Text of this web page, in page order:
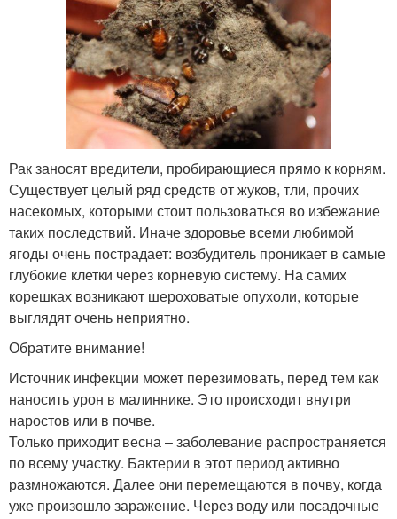
Рак заносят вредители, пробирающиеся прямо к корням.
Существует целый ряд средств от жуков, тли, прочих
насекомых, которыми стоит пользоваться во избежание
таких последствий. Иначе здоровье всеми любимой
ягоды очень пострадает: возбудитель проникает в самые
глубокие клетки через корневую систему. На самих
корешках возникают шероховатые опухоли, которые
выглядят очень неприятно.
Обратите внимание!
Источник инфекции может перезимовать, перед тем как
наносить урон в малиннике. Это происходит внутри
наростов или в почве.
Только приходит весна – заболевание распространяется
по всему участку. Бактерии в этот период активно
размножаются. Далее они перемещаются в почву, когда
уже произошло заражение. Через воду или посадочные